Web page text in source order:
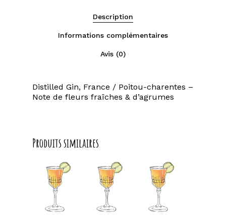
Description
Informations complémentaires
Avis (0)
Distilled Gin, France / Poitou-charentes –
Note de fleurs fraîches & d’agrumes
Produits similaires